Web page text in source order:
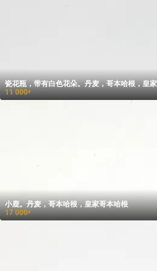
瓷花瓶，带有白色花朵。丹麦，哥本哈根，皇
11 000₽
小鹿。丹麦，哥本哈根，皇家哥本哈根
17 000₽